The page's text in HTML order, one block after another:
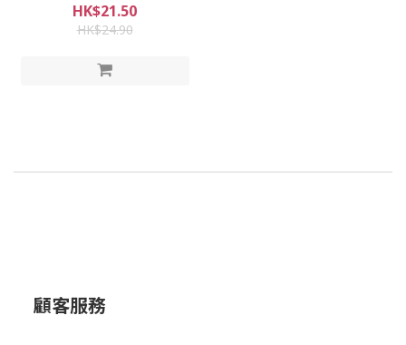
HK$21.50
HK$24.90
顧客服務